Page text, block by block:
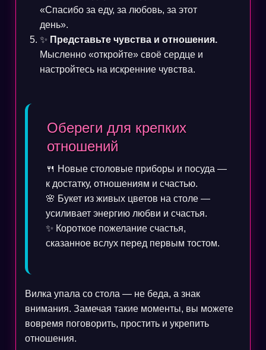
«Спасибо за еду, за любовь, за этот
день».
✨ Представьте чувства и отношения.
Мысленно «откройте» своё сердце и
настройтесь на искренние чувства.
Обереги для крепких
отношений
🍴 Новые столовые приборы и посуда —
к достатку, отношениям и счастью.
🌸 Букет из живых цветов на столе —
усиливает энергию любви и счастья.
✨ Короткое пожелание счастья,
сказанное вслух перед первым тостом.
Вилка упала со стола — не беда, а знак
внимания. Замечая такие моменты, вы можете
вовремя поговорить, простить и укрепить
отношения.